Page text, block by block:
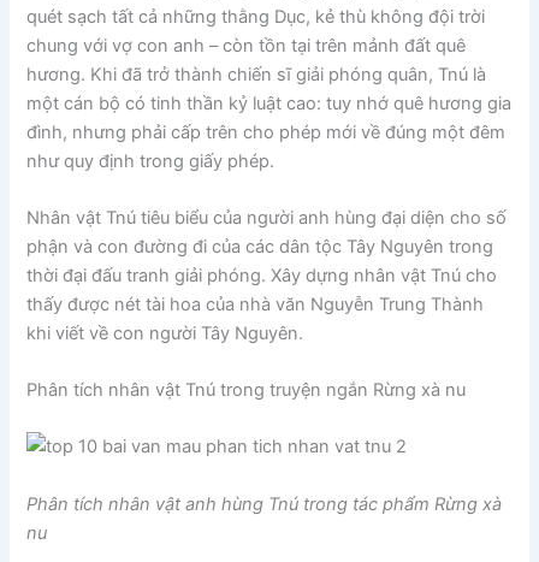
quét sạch tất cả những thằng Dục, kẻ thù không đội trời
chung với vợ con anh – còn tồn tại trên mảnh đất quê
hương. Khi đã trở thành chiến sĩ giải phóng quân, Tnú là
một cán bộ có tinh thần kỷ luật cao: tuy nhớ quê hương gia
đình, nhưng phải cấp trên cho phép mới về đúng một đêm
như quy định trong giấy phép.
Nhân vật Tnú tiêu biểu của người anh hùng đại diện cho số
phận và con đường đi của các dân tộc Tây Nguyên trong
thời đại đấu tranh giải phóng. Xây dựng nhân vật Tnú cho
thấy được nét tài hoa của nhà văn Nguyễn Trung Thành
khi viết về con người Tây Nguyên.
Phân tích nhân vật Tnú trong truyện ngắn Rừng xà nu
Phân tích nhân vật anh hùng Tnú trong tác phẩm Rừng xà
nu